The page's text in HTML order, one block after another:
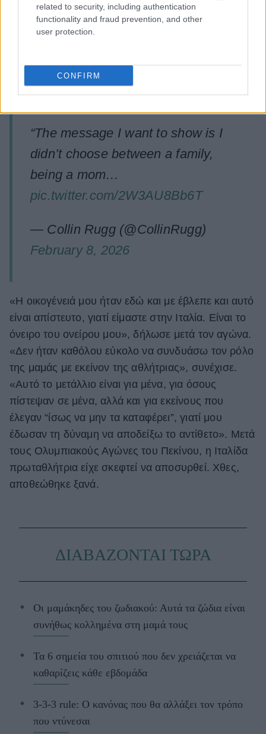
related to security, including authentication
functionality and fraud prevention, and other
user protection.
CONFIRM
during post race interview.
women’s 3,000-meter race on her
35th birthday.
“The message I want to show is I
didn’t choose between a family,
being a mom…
pic.twitter.com/2W3AU8Bb6T
— Collin Rugg (@CollinRugg)
February 8, 2026
«Η οικογένειά μου ήταν εδώ και με έβλεπε και αυτό
είναι απίστευτο, γιατί είμαστε στην Ιταλία. Είναι το
όνειρο του ονείρου μου», δήλωσε μετά τον αγώνα.
«Δεν ήταν καθόλου εύκολο να συνδυάσω τον ρόλο
της μαμάς με εκείνον της αθλήτριας», συνέχισε.
«Αυτό το μετάλλιο είναι για μένα, για όσους
πίστεψαν σε μένα, αλλά και για εκείνους που
έλεγαν “ίσως να μην τα καταφέρει”, γιατί μου
έδωσαν τη δύναμη να αποδείξω το αντίθετο». Μετά
τους Ολυμπιακούς Αγώνες του Πεκίνου, η Ιταλίδα
πρωταθλήτρια είχε σκεφτεί να αποσυρθεί. Χθες,
αποθεώθηκε ξανά.
ΔΙΑΒΑΖΟΝΤΑΙ ΤΩΡΑ
Οι μαμάκηδες του ζωδιακού: Αυτά τα ζώδια είναι
συνήθως κολλημένα στη μαμά τους
Τα 6 σημεία του σπιτιού που δεν χρειάζεται να
καθαρίζεις κάθε εβδομάδα
3-3-3 rule: Ο κανόνας που θα αλλάξει τον τρόπο
που ντύνεσαι